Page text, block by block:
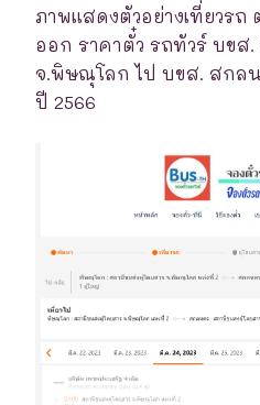
ภาพแสดงตัวอย่างเที่ยวรถ
ออก ราคาตั๋ว รถทัวร์ บข
จ.พิษณุโลก ไป บขส. สกล
ปี 2566